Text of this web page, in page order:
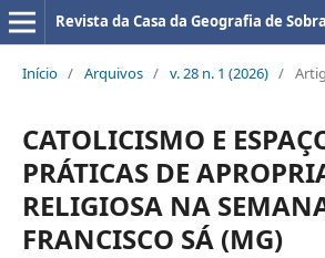
Revista da Casa da Geografia de
Início / Arquivos / v. 28 n. 1 (2026) /
CATOLICISMO E
PRÁTICAS DE
RELIGIOSA NA
FRANCISCO SÁ (MG)